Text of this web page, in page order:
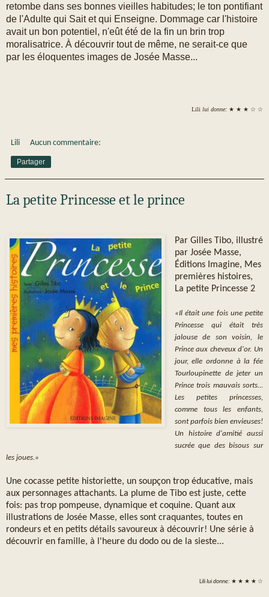
retombe dans ses bonnes vieilles habitudes; le ton pontifiant
de l'Adulte qui Sait et qui Enseigne. Dommage car l'histoire
avait un bon potentiel, n'eût été de la fin un brin trop
moralisatrice. À découvrir tout de même, ne serait-ce que
par les éloquentes images de Josée Masse...
Lili lui donne: ★ ★ ★ ☆ ☆
Lili Aucun commentaire:
Partager
La petite Princesse et le prince
Par Gilles Tibo, illustré
par Josée Masse,
Éditions Imagine, Mes
premières histoires,
La petite Princesse 2
«Il était une fois une petite
Princesse qui était très
jalouse de son voisin, le
Prince aux cheveux d'or. Un
jour, elle ordonne à la fée
Tourloupinette de jeter un
Prince trois mauvais sorts...
Les petites princesses,
comme tous les enfants,
sont parfois bien envieuses!
Un histoire d'amitié aussi
sucrée que des bisous sur
les joues.»
Une cocasse petite historiette, un soupçon trop éducative, mais
aux personnages attachants. La plume de Tibo est juste, cette
fois: pas trop pompeuse, dynamique et coquine. Quant aux
illustrations de Josée Masse, elles sont craquantes, toutes en
rondeurs et en petits détails savoureux à découvrir! Une série à
découvrir en famille, à l'heure du dodo ou de la sieste...
Lililui donne: ★ ★ ★ ★ ☆